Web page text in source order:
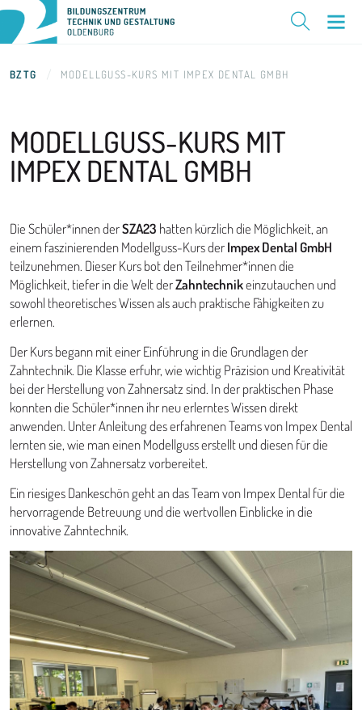
BZTG MODELLGUSS-KURS MIT IMPEX DENTAL GMBH
MODELLGUSS-KURS MIT
IMPEXDENTAL GMBH
Die Schüler*innen derSZA23 hatten kürzlich die Möglichkeit, an
einem faszinierenden Modellguss-Kurs derImpex Dental GmbH
teilzunehmen. Dieser Kurs bot den Teilnehmer*innen die
Möglichkeit, tiefer in die Welt derZahntechnikeinzutauchen und
sowohl theoretisches Wissen als auch praktische Fähigkeiten zu
erlernen.
Der Kurs begann mit einer Einführung in die Grundlagen der
Zahntechnik. Die Klasse erfuhr, wie wichtig Präzision und Kreativität
bei der Herstellung von Zahnersatz sind. In der praktischen Phase
konnten die Schüler*innen ihr neu erlerntes Wissen direkt
anwenden. Unter Anleitung des erfahrenen Teams von Impex Dental
lernten sie, wie man einen Modellguss erstellt und diesen für die
Herstellung von Zahnersatz vorbereitet.
Ein riesiges Dankeschön geht an das Team von Impex Dental für die
hervorragende Betreuung und die wertvollen Einblicke in die
innovative Zahntechnik.